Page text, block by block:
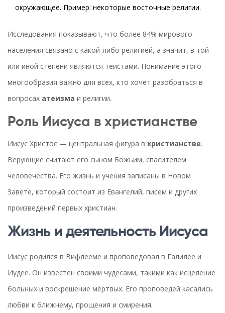
окружающее. Пример: некоторые восточные религии.
Исследования показывают, что более 84% мирового
населения связано с какой-либо религией, а значит, в той
или иной степени являются теистами. Понимание этого
многообразия важно для всех, кто хочет разобраться в
вопросах атеизма и религии.
Роль Иисуса в христианстве
Иисус Христос — центральная фигура в христианстве.
Верующие считают его сыном Божьим, спасителем
человечества. Его жизнь и учения записаны в Новом
Завете, который состоит из Евангелий, писем и других
произведений первых христиан.
Жизнь и деятельность Иисуса
Иисус родился в Вифлееме и проповедовал в Галилее и
Иудее. Он известен своими чудесами, такими как исцеление
больных и воскрешение мёртвых. Его проповедей касались
любви к ближнему, прощения и смирения.